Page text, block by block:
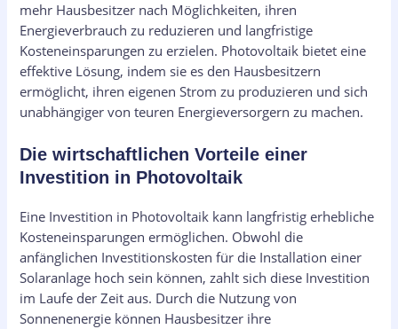
mehr Hausbesitzer nach Möglichkeiten, ihren
Energieverbrauch zu reduzieren und langfristige
Kosteneinsparungen zu erzielen. Photovoltaik bietet eine
effektive Lösung, indem sie es den Hausbesitzern
ermöglicht, ihren eigenen Strom zu produzieren und sich
unabhängiger von teuren Energieversorgern zu machen.
Die wirtschaftlichen Vorteile einer
Investition in Photovoltaik
Eine Investition in Photovoltaik kann langfristig erhebliche
Kosteneinsparungen ermöglichen. Obwohl die
anfänglichen Investitionskosten für die Installation einer
Solaranlage hoch sein können, zahlt sich diese Investition
im Laufe der Zeit aus. Durch die Nutzung von
Sonnenenergie können Hausbesitzer ihre